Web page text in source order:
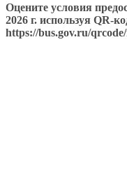
Оцените условия
2026 г. используя QR-
https://bus.gov.ru/